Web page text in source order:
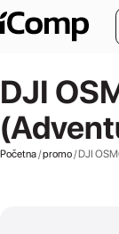
Skip to main
DJI
Početna/promo/ DJI